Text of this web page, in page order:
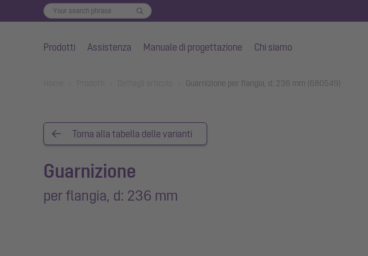
Prodotti Assistenza Manuale di progettazione Chi siamo
Guarnizione per flangia, d: 236 mm (680549)
Torna alla tabella delle varianti
Guarnizione
per flangia, d: 236 mm